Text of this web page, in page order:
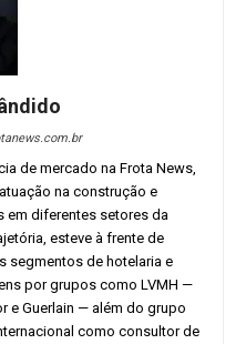
de mercado na Frota News,
na construção e
em diferentes setores da
esteve à frente de
segmentos de hotelaria e
por grupos como LVMH —
e Guerlain — além do grupo
como consultor de